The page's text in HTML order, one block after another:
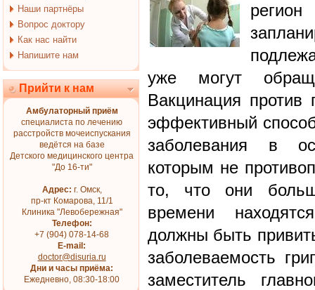
Наши партнёры
Вопрос доктору
Как нас найти
Напишите нам
Прийти к нам
Амбулаторный приём
специалиста по лечению
расстройств мочеиспускания
ведётся на базе
Детского медицинского центра
"До 16-ти"
Адрес: г. Омск,
пр-кт Комарова, 11/1
Клиника "Левобережная"
Телефон:
+7 (904) 078-14-68
E-mail:
doctor@disuria.ru
Дни и часы приёма:
Ежедневно, 08:30-18:00
уже могут
Вакцинация против
эффективный
заболевания в
которым не
то, что они
времени
должны быть
заболеваемость
заместитель